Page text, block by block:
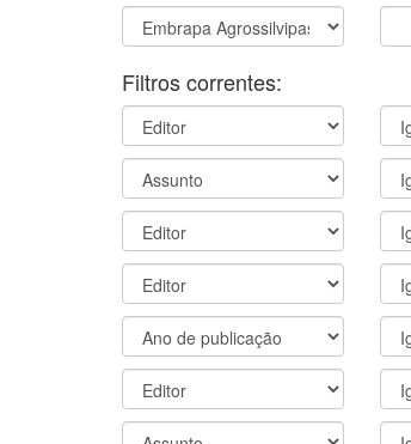
Filtros correntes: